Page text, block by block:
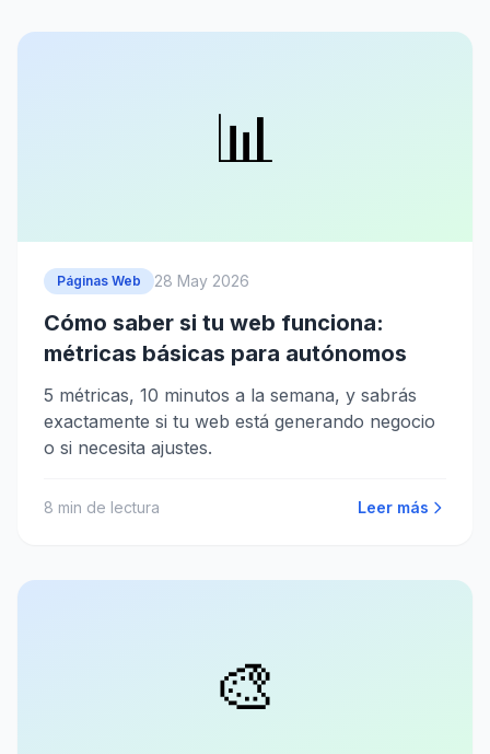
📊
Páginas Web 28 May 2026
Cómo saber si tu web funciona:
métricas básicas para autónomos
5 métricas, 10 minutos a la semana, y sabrás
exactamente si tu web está generando negocio
o si necesita ajustes.
8 min de lectura Leer más
🎨